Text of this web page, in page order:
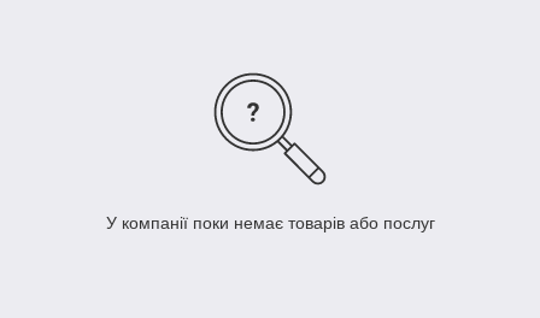
У компанії поки немає товарів або послуг